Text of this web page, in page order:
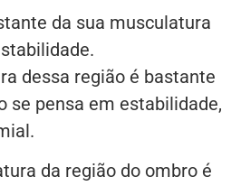
da sua musculatura
dessa região é bastante
se pensa em estabilidade,
da região do ombro é